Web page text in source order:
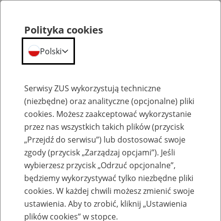
Aktualności
Inne
grudnia
2016
Polityka cookies
Polski
Serwisy ZUS wykorzystują techniczne
(niezbędne) oraz analityczne (opcjonalne) pliki
cookies. Możesz zaakceptować wykorzystanie
przez nas wszystkich takich plików (przycisk
„Przejdź do serwisu”) lub dostosować swoje
zgody (przycisk „Zarządzaj opcjami”). Jeśli
wybierzesz przycisk „Odrzuć opcjonalne”,
będziemy wykorzystywać tylko niezbędne pliki
cookies. W każdej chwili możesz zmienić swoje
ustawienia. Aby to zrobić, kliknij „Ustawienia
plików cookies” w stopce.